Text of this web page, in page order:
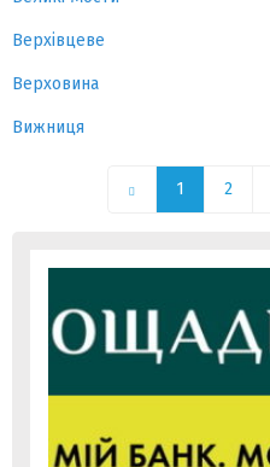
Верхівцеве
Верховина
Вижниця
1 2